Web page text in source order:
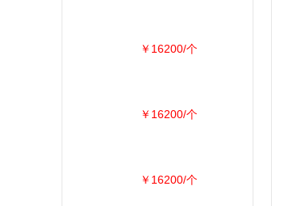
￥16200/个
￥16200/个
￥16200/个